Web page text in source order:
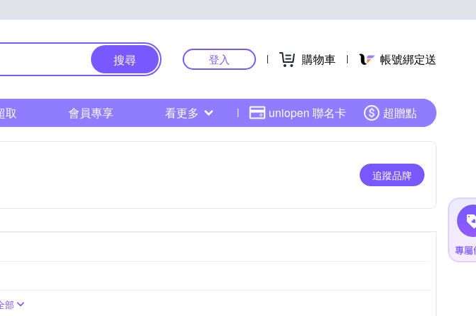
搜尋 登入 購物車 帳號綁定送
取 會員專享 看更多 uniopen 聯名卡 超贈點
追蹤品牌
部